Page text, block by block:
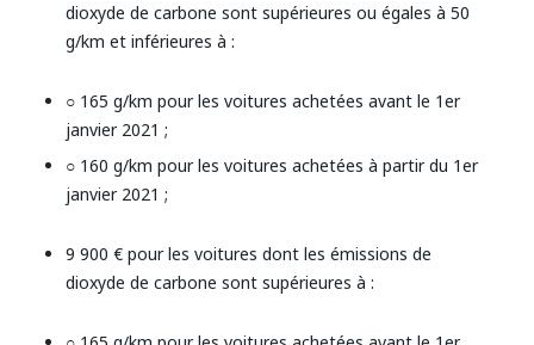
dioxyde de carbone sont supérieures ou égales à 50
g/km et inférieures à :
○ 165 g/km pour les voitures achetées avant le 1er
janvier 2021 ;
○ 160 g/km pour les voitures achetées à partir du 1er
janvier 2021 ;
9 900 € pour les voitures dont les émissions de
dioxyde de carbone sont supérieures à :